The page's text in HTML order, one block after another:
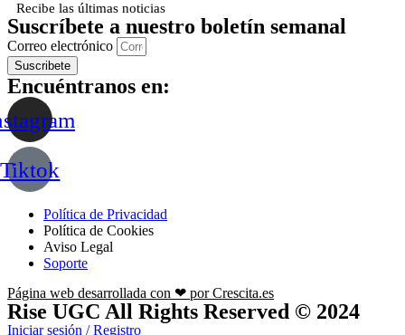
Recibe las últimas noticias
Suscríbete a nuestro boletín semanal
Correo electrónico
Suscribete
Encuéntranos en:
Tiktok
Política de Privacidad
Política de Cookies
Aviso Legal
Soporte
Página web desarrollada con ❤ por Crescita.es
Rise UGC All Rights Reserved © 2024
Iniciar sesión / Registro